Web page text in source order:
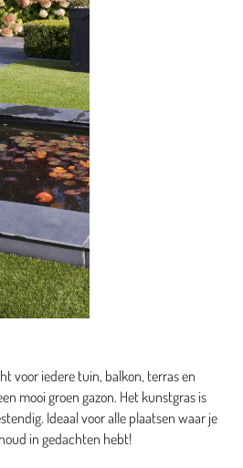
voor iedere tuin, balkon, terras en
mooi groen gazon. Het kunstgras is
Ideaal voor alle plaatsen waar je
in gedachten hebt!